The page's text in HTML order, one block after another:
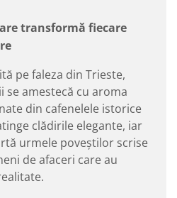
transformă fiecare
pe faleza din Trieste,
se amestecă cu aroma
din cafenelele istorice
clădirile elegante, iar
urmele poveștilor scrise
de afaceri care au